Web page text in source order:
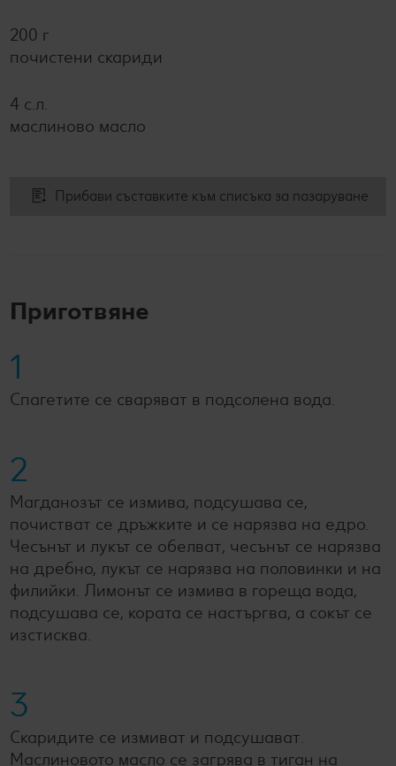
200 г
почистени скариди
4 с.л.
маслиново масло
Прибави съставките към списъка за пазаруване
Приготвяне
1
Спагетите се сваряват в подсолена вода.
2
Магданозът се измива, подсушава се,
почистват се дръжките и се нарязва на едро.
Чесънът и лукът се обелват, чесънът се нарязва
на дребно, лукът се нарязва на половинки и на
филийки. Лимонът се измива в гореща вода,
подсушава се, кората се настъргва, а сокът се
изстисква.
3
Скаридите се измиват и подсушават.
Маслиновото масло се загрява в тиган на